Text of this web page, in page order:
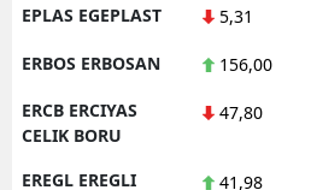
EPLAS EGEPLAST 5,31
ERBOS ERBOSAN 156,00
ERCB ERCIYAS
CELIK BORU
47,80
EREGL EREGLI
41,98